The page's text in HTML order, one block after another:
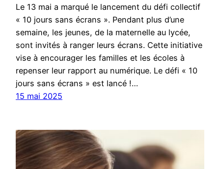
Le 13 mai a marqué le lancement du défi collectif
« 10 jours sans écrans ». Pendant plus d’une
semaine, les jeunes, de la maternelle au lycée,
sont invités à ranger leurs écrans. Cette initiative
vise à encourager les familles et les écoles à
repenser leur rapport au numérique. Le défi « 10
jours sans écrans » est lancé !…
15 mai 2025